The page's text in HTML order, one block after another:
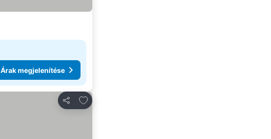
Árak megjelenítése
Megosztás
Hozzáadás a kedvencekhez